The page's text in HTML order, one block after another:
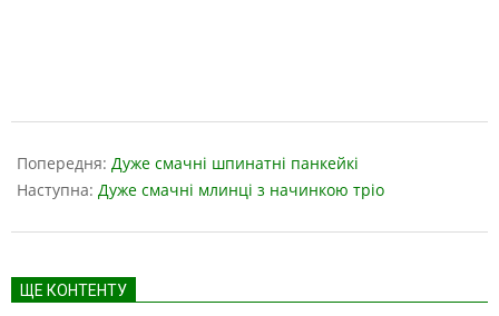
03-
27
Попередня: Дуже смачні шпинатні панкейкі
Наступна: Дуже смачні млинці з начинкою тріо
ЩЕ КОНТЕНТУ